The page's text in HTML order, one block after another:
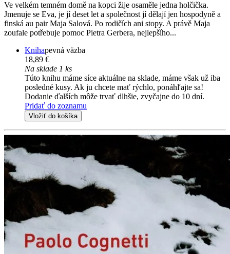
Ve velkém temném domě na kopci žije osaměle jedna holčička.
Jmenuje se Eva, je jí deset let a společnost jí dělají jen hospodyně a
finská au pair Maja Salová. Po rodičích ani stopy. A právě Maja
zoufale potřebuje pomoc Pietra Gerbera, nejlepšího...
Knihapevná väzba
18,89 €
Na sklade 1 ks
Túto knihu máme síce aktuálne na sklade, máme však už iba
posledné kusy. Ak ju chcete mať rýchlo, ponáhľajte sa!
Dodanie ďalších môže trvať dlhšie, zvyčajne do 10 dní.
Pridať do zoznamu
Vložiť do košíka